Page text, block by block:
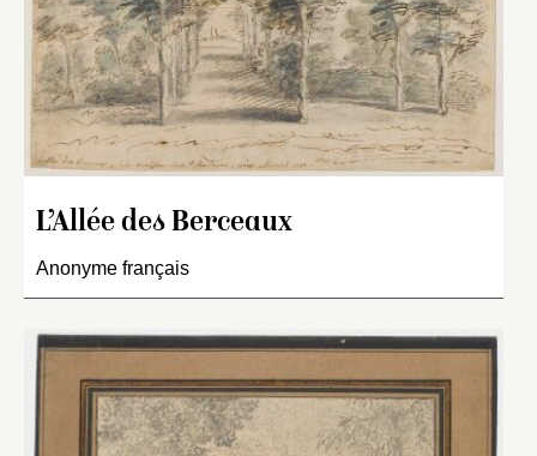
L’Allée des Berceaux
Anonyme français